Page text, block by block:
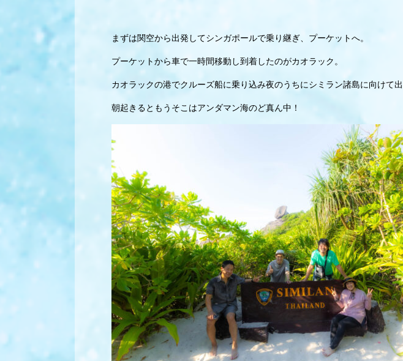
まずは関空から出発してシンガポールで乗り継ぎ、プーケットへ。
プーケットから車で一時間移動し到着したのがカオラック。
カオラックの港でクルーズ船に乗り込み夜のうちにシミラン諸島に向けて出
朝起きるともうそこはアンダマン海のど真ん中！